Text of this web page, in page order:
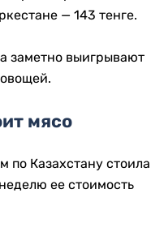
— 143 тенге.
заметно выигрывают
мясо
по Казахстану стоила
ее стоимость